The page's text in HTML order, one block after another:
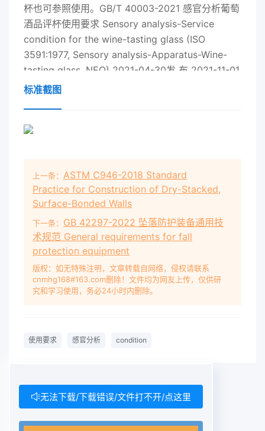
杯也可参照使用。GB/T 40003-2021 感官分析葡萄
酒品评杯使用要求 Sensory analysis-Service
condition for the wine-tasting glass (ISO
3591:1977, Sensory analysis-Apparatus-Wine-
tasting glass, NEQ) 2021-04-30发 布 2021-11-01
实 施 愈黩骡糕艘艘发布 刘 、 「 ‘ 之 ‘ ＝ ： 剿
？ ？ ？ ？ ？ ？ ？ ？ ？ ？ ？ ？ ？ ？ ？ ？ ？
？
标准截图
上一条： ASTM C946-2018 Standard
Practice for Construction of Dry-Stacked,
Surface-Bonded Walls
下一条： GB 42297-2022 坠落防护装备通用技
术规范 General requirements for fall
protection equipment
版权：如无特殊注明，文章转载自网络，侵权请联系
cnmhg168#163.com删除！文件均为网友上传，仅供研
究和学习使用，务必24小时内删除。
使用要求 感官分析 condition
无法下载/下载错误/文件打不开/点这里